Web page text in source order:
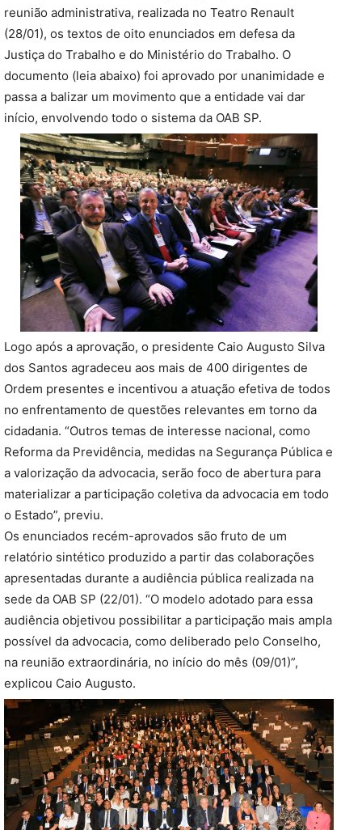
reunião administrativa, realizada no Teatro Renault
(28/01), os textos de oito enunciados em defesa da
Justiça do Trabalho e do Ministério do Trabalho. O
documento (leia abaixo) foi aprovado por unanimidade e
passa a balizar um movimento que a entidade vai dar
início, envolvendo todo o sistema da OAB SP.
Logo após a aprovação, o presidente Caio Augusto Silva
dos Santos agradeceu aos mais de 400 dirigentes de
Ordem presentes e incentivou a atuação efetiva de todos
no enfrentamento de questões relevantes em torno da
cidadania. “Outros temas de interesse nacional, como
Reforma da Previdência, medidas na Segurança Pública e
a valorização da advocacia, serão foco de abertura para
materializar a participação coletiva da advocacia em todo
o Estado”, previu.
Os enunciados recém-aprovados são fruto de um
relatório sintético produzido a partir das colaborações
apresentadas durante a audiência pública realizada na
sede da OAB SP (22/01). “O modelo adotado para essa
audiência objetivou possibilitar a participação mais ampla
possível da advocacia, como deliberado pelo Conselho,
na reunião extraordinária, no início do mês (09/01)”,
explicou Caio Augusto.